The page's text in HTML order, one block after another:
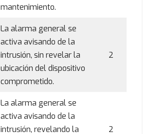
mantenimiento.
La alarma general se
activa avisando de la
intrusión, sin revelar la
ubicación del dispositivo
comprometido.
2
La alarma general se
activa avisando de la
intrusión, revelando la
2